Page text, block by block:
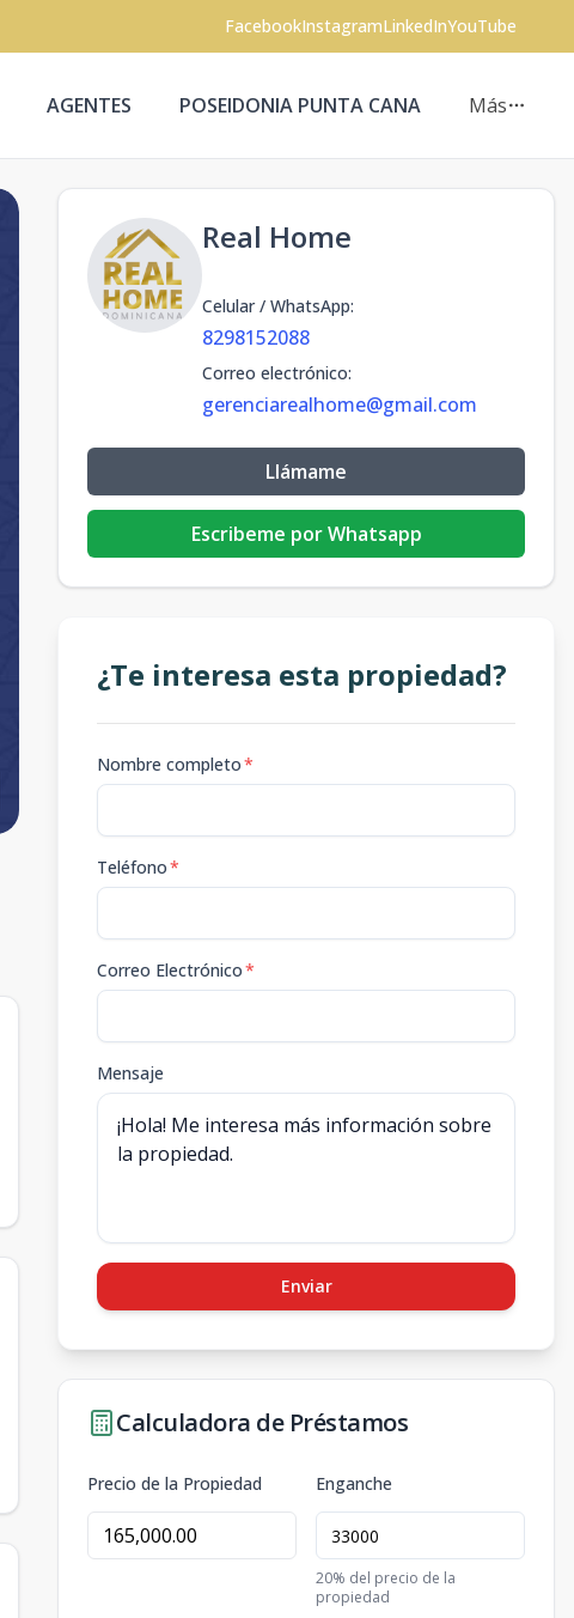
FacebookInstagramLinkedInYouTube
AGENTES POSEIDONIA PUNTA CANA Más
Real Home
Celular / WhatsApp:
8298152088
Correo electrónico:
gerenciarealhome@gmail.com
Llámame
Escribeme por Whatsapp
¿Te interesa esta propiedad?
Nombre completo*
Teléfono*
Correo Electrónico*
Mensaje
Enviar
Calculadora de Préstamos
Precio de la Propiedad Enganche
20% del precio de la
propiedad